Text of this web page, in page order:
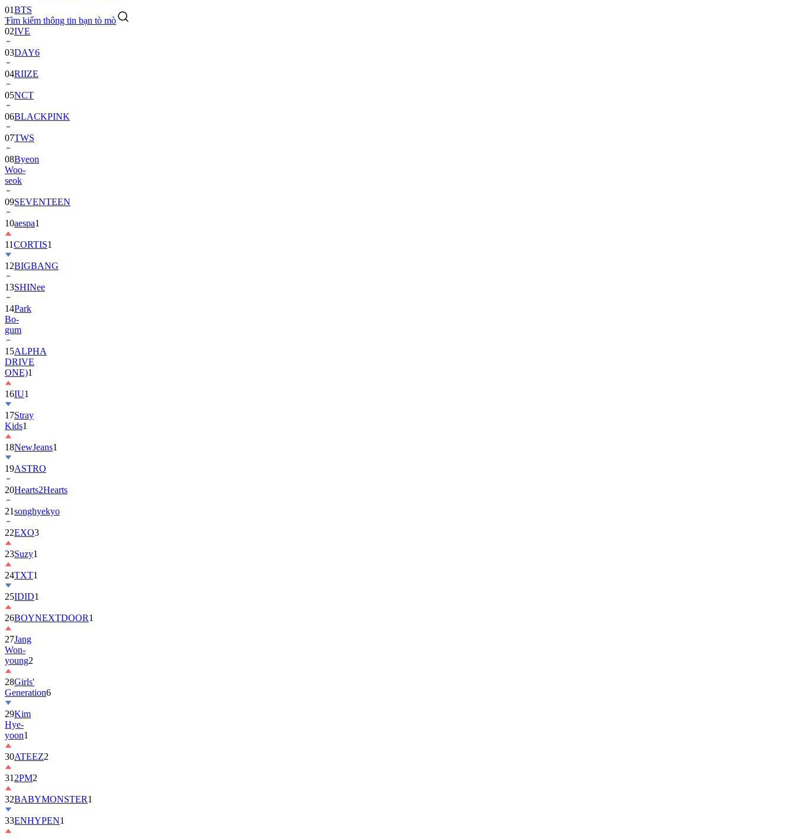
Tìm kiếm thông tin bạn tò mò
02IVE
03DAY6
04RIIZE
05NCT
06BLACKPINK
07TWS
08Byeon
Woo-
seok
09SEVENTEEN
10aespa1
11CORTIS
12BIGBANG
13SHINee
14Park
Bo-
gum
15ALPHA
DRIVE
ONE)1
16IU1
17Stray
Kids
18NewJeans
19ASTRO
20Hearts2Hearts
21songhyekyo
22EXO3
23Suzy1
24TXT1
25IDID1
26BOYNEXTDOOR
27Jang
Won-
young2
28Girls'
Generation
29Kim
Hye-
yoon1
30ATEEZ
312PM2
32 BABYMONSTER
33ENHYPEN1
34ILLIT6